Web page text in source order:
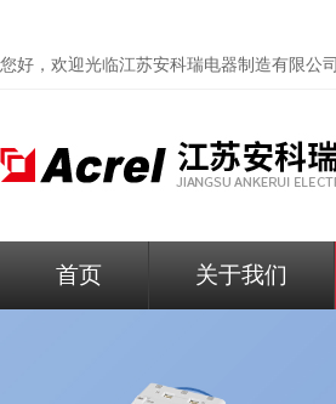
您好，欢迎光临江苏安科瑞电器制造有限公司
首页 关于我们